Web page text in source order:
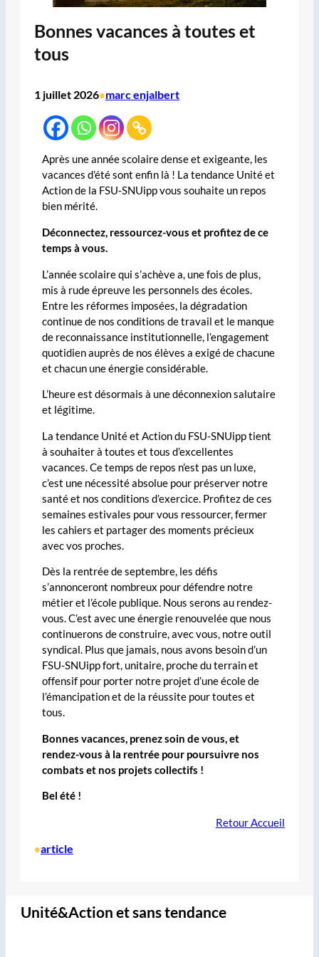
Bonnes vacances à toutes et
tous
1 juillet 2026•marc enjalbert
Après une année scolaire dense et exigeante, les
vacances d’été sont enfin là ! La tendance Unité et
Action de la FSU-SNUipp vous souhaite un repos
bien mérité.
Déconnectez, ressourcez-vous et profitez de ce
temps à vous.
L’année scolaire qui s’achève a, une fois de plus,
mis à rude épreuve les personnels des écoles.
Entre les réformes imposées, la dégradation
continue de nos conditions de travail et le manque
de reconnaissance institutionnelle, l’engagement
quotidien auprès de nos élèves a exigé de chacune
et chacun une énergie considérable.
L’heure est désormais à une déconnexion salutaire
et légitime.
La tendance Unité et Action du FSU-SNUipp tient
à souhaiter à toutes et tous d’excellentes
vacances. Ce temps de repos n’est pas un luxe,
c’est une nécessité absolue pour préserver notre
santé et nos conditions d’exercice. Profitez de ces
semaines estivales pour vous ressourcer, fermer
les cahiers et partager des moments précieux
avec vos proches.
Dès la rentrée de septembre, les défis
s’annonceront nombreux pour défendre notre
métier et l’école publique. Nous serons au rendez-
vous. C’est avec une énergie renouvelée que nous
continuerons de construire, avec vous, notre outil
syndical. Plus que jamais, nous avons besoin d’un
FSU-SNUipp fort, unitaire, proche du terrain et
offensif pour porter notre projet d’une école de
l’émancipation et de la réussite pour toutes et
tous.
Bonnes vacances, prenez soin de vous, et
rendez-vous à la rentrée pour poursuivre nos
combats et nos projets collectifs !
Bel été !
Retour Accueil
•article
Unité&Action et sans tendance